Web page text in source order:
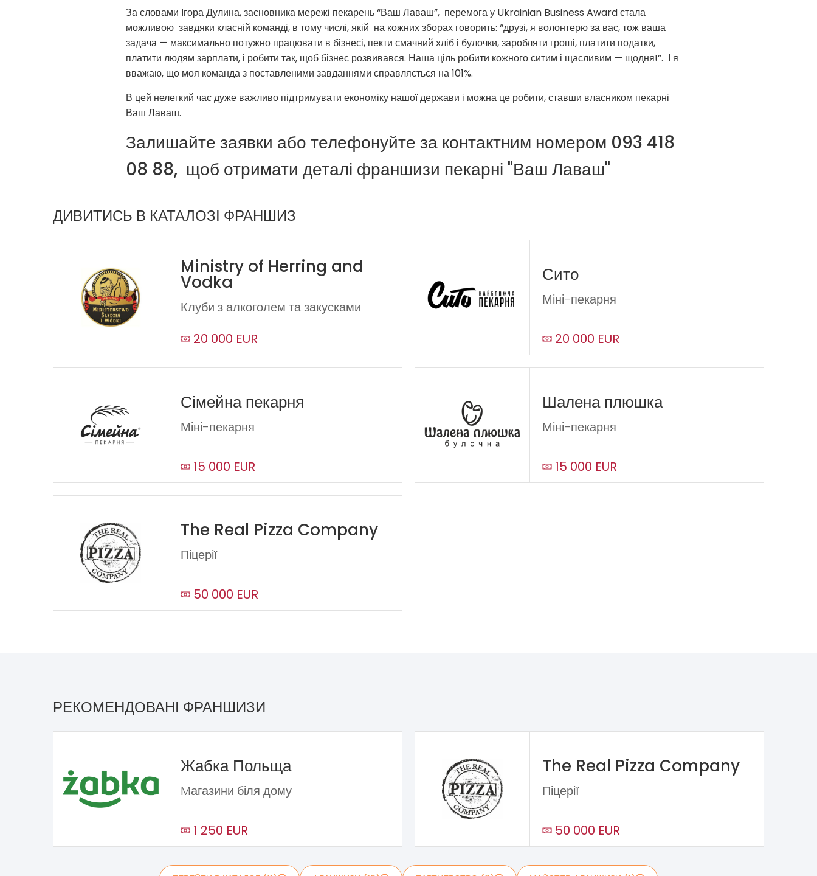
За словами Ігора Дулина, засновника мережі пекарень “Ваш Лаваш”, перемога у Ukrainian Business Award стала
можливою завдяки класній команді, в тому числі, якій на кожних зборах говорить: “друзі, я волонтерю за вас, тож ваша
задача — максимально потужно працювати в бізнесі, пекти смачний хліб і булочки, заробляти гроші, платити податки,
платити людям зарплати, і робити так, щоб бізнес розвивався. Наша ціль робити кожного ситим і щасливим — щодня!”. І я
вважаю, що моя команда з поставленими завданнями справляється на 101%.
В цей нелегкий час дуже важливо підтримувати економіку нашої держави і можна це робити, ставши власником пекарні
Ваш Лаваш.
Залишайте заявки або телефонуйте за контактним номером 093 418
08 88, щоб отримати деталі франшизи пекарні "Ваш Лаваш"
ДИВИТИСЬ В КАТАЛОЗІ ФРАНШИЗ
Ministry of Herring and
Vodka
Клуби з алкоголем та закусками
20 000 EUR
Сито
Міні-пекарня
20 000 EUR
Сімейна пекарня
Міні-пекарня
15 000 EUR
Шалена плюшка
Міні-пекарня
15 000 EUR
The Real Pizza Company
Піцерії
50 000 EUR
РЕКОМЕНДОВАНІ ФРАНШИЗИ
Жабка Польща
Mагазини біля дому
1 250 EUR
The Real Pizza Company
Піцерії
50 000 EUR